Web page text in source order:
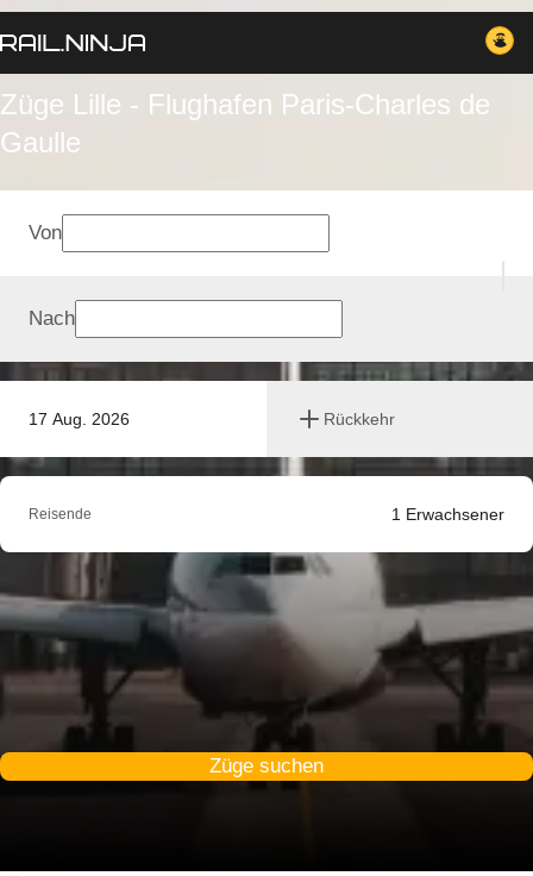
Züge Lille - Flughafen Paris-Charles de
Gaulle
17 Aug. 2026 Rückkehr
Von
Nach
Reisende 1 Erwachsener
Züge suchen